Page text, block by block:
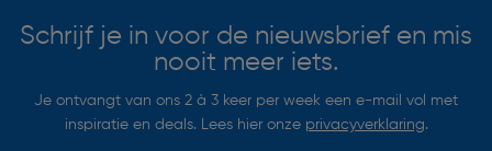
Schrijf je in voor de nieuwsbrief en mis
nooit meer iets.
Je ontvangt van ons 2 à 3 keer per week een e-mail vol met
inspiratie en deals. Lees hier onze privacyverklaring.